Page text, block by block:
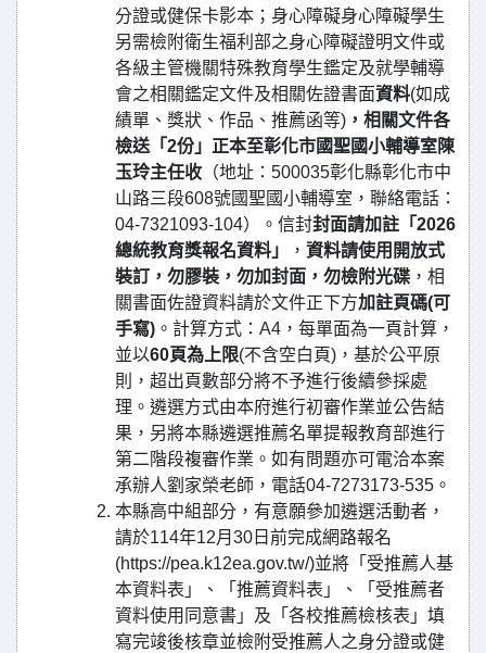
分證或健保卡影本；身心障礙身心障礙學生
另需檢附衛生福利部之身心障礙證明文件或
各級主管機關特殊教育學生鑑定及就學輔導
會之相關鑑定文件及相關佐證書面資料(如成
績單、獎狀、作品、推薦函等) ，相關文件各
檢送「2份」正本至彰化市國聖國小輔導室陳
玉玲主任收 （地址：500035彰化縣彰化市中
山路三段608號國聖國小輔導室，聯絡電話：
04-7321093-104）。信封封面請加註「2026
總統教育獎報名資料」
， 資料請使用開放式
裝訂，勿膠裝，勿加封面，勿檢附光碟 ，相
關書面佐證資料請於文件正下方加註頁碼(可
手寫) 。計算方式：A4，每單面為一頁計算，
並以60頁為上限(不含空白頁)，基於公平原
則，超出頁數部分將不予進行後續參採處
理。遴選方式由本府進行初審作業並公告結
果，另將本縣遴選推薦名單提報教育部進行
第二階段複審作業。如有問題亦可電洽本案
承辦人劉家榮老師，電話04-7273173-535。
本縣高中組部分，有意願參加遴選活動者，
請於114年12月30日前完成網路報名
(https://pea.k12ea.gov.tw/)並將「受推薦人基
本資料表」、「推薦資料表」、「受推薦者
資料使用同意書」及「各校推薦檢核表」填
寫完竣後核章並檢附受推薦人之身分證或健